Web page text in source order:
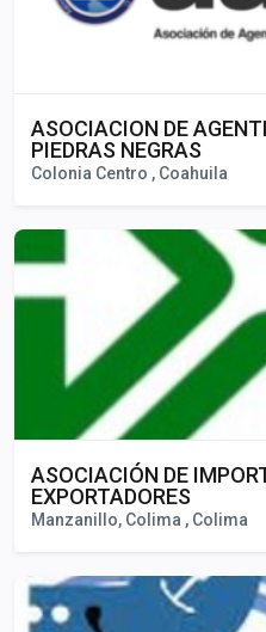
ASOCIACION DE
PIEDRAS NEGRAS
Colonia Centro , Coahuila
ASOCIACIÓN DE
EXPORTADORES
Manzanillo, Colima , Colima